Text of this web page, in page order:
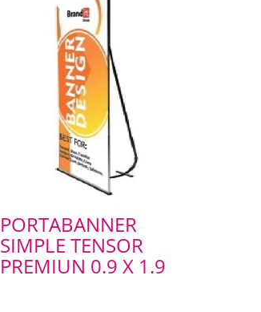
PORTABANNER
SIMPLE TENSOR
PREMIUN 0.9 X 1.9